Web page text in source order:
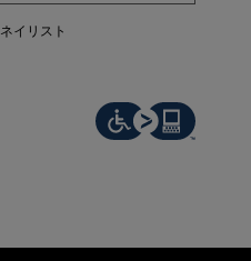
ネイリスト